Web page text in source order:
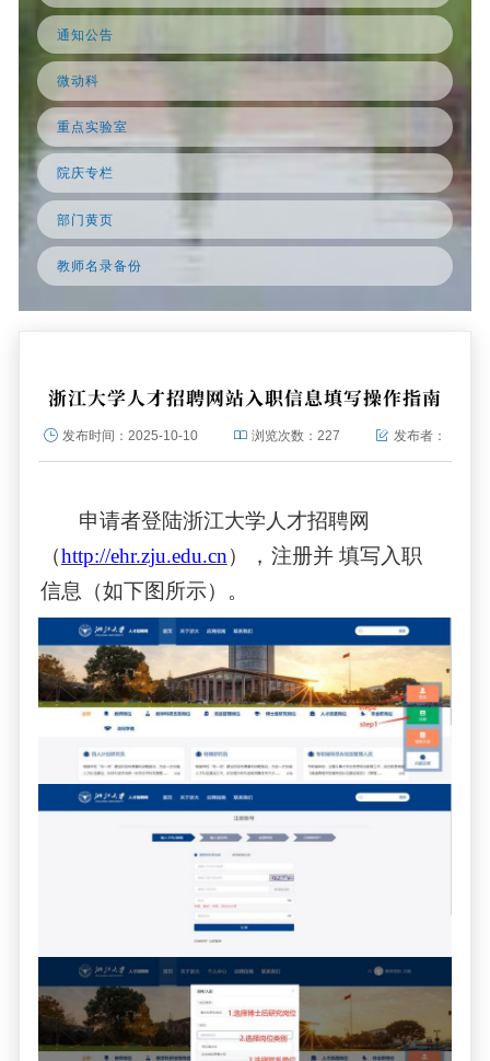
通知公告
微动科
重点实验室
院庆专栏
部门黄页
教师名录备份
浙江大学人才招聘网站入职信息填写操作指南
发布时间： 2025-10-10 浏览次数： 227 发布者：
申请者登陆浙江大学人才招聘网
（http://ehr.zju.edu.cn）， 注册并 填写入职
信息（如下图所示）。